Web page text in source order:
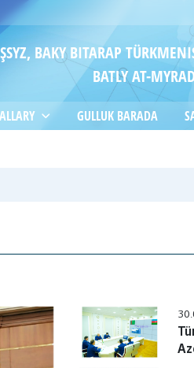
BAKY BITARAP
BATLY AT-
GULLUK BARADA